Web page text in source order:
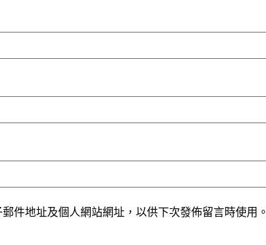
件地址及個人網站網址，以供下次發佈留言時使用。